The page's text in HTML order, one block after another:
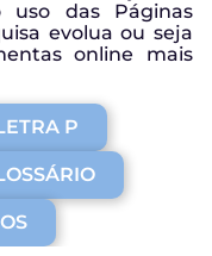
uso das Páginas
evolua ou seja
online mais
P